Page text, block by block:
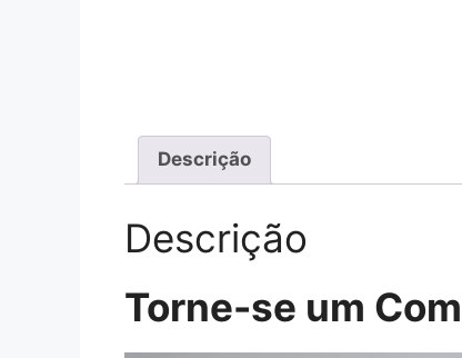
Descrição
Descrição
Torne-se um